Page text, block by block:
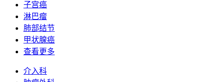
子宫癌
淋巴瘤
肺部结节
甲状腺癌
查看更多
介入科